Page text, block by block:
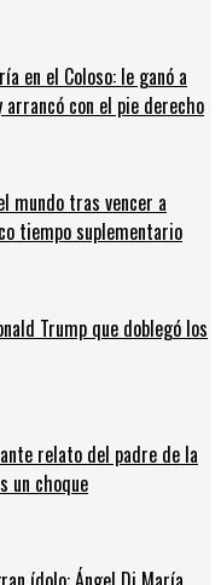
en el Coloso: le ganó a
arrancó con el pie derecho
mundo tras vencer a
tiempo suplementario
Trump que doblegó los
relato del padre de la
un choque